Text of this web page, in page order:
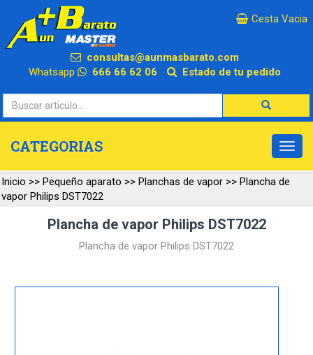
×
Cesta Vacia
consultas@aunmasbarato.com
Whatsapp
666 66 62 06 Estado de tu pedido
CATEGORIAS
Inicio >> Pequeño aparato >> Planchas de vapor >> Plancha de
vapor Philips DST7022
Plancha de vapor Philips DST7022
Plancha de vapor Philips DST7022